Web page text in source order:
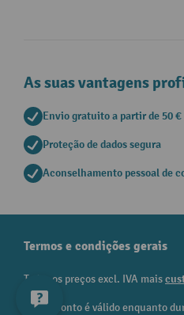
As suas vantagens
Envio gratuito a partir de 50 €
Proteção de dados segura
Aconselhamento pessoal de
Termos e condições gerais
Todos os preços excl. IVA mais
¹ O desconto é válido enquanto